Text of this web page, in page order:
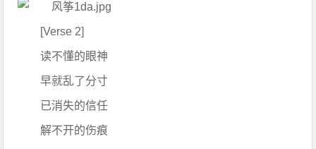
[Verse 2]
读不懂的眼神
早就乱了分寸
已消失的信任
解不开的伤痕